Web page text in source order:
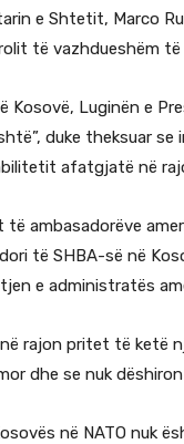
e Shtetit, Marco
të vazhdueshëm
Luginën e
duke theksuar
afatgjatë në
ambasadorëve
të SHBA-së në
e administratës
rajon pritet të ketë
dhe se nuk
në NATO nuk